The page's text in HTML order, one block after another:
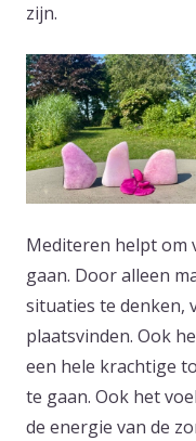
zijn.
Mediteren helpt om
gaan. Door alleen
situaties te denken,
plaatsvinden. Ook
een hele krachtige
te gaan. Ook het
de energie van de